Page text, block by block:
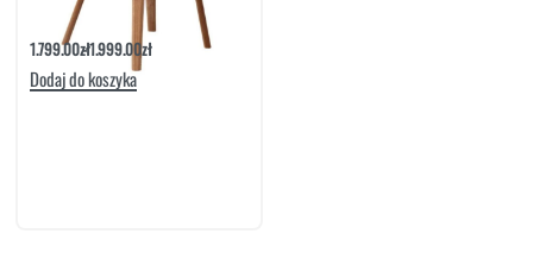
Krzesło Rollo Z Podłokietnikiem | Ave Art
1.799.00zł1.999.00zł
Dodaj do koszyka